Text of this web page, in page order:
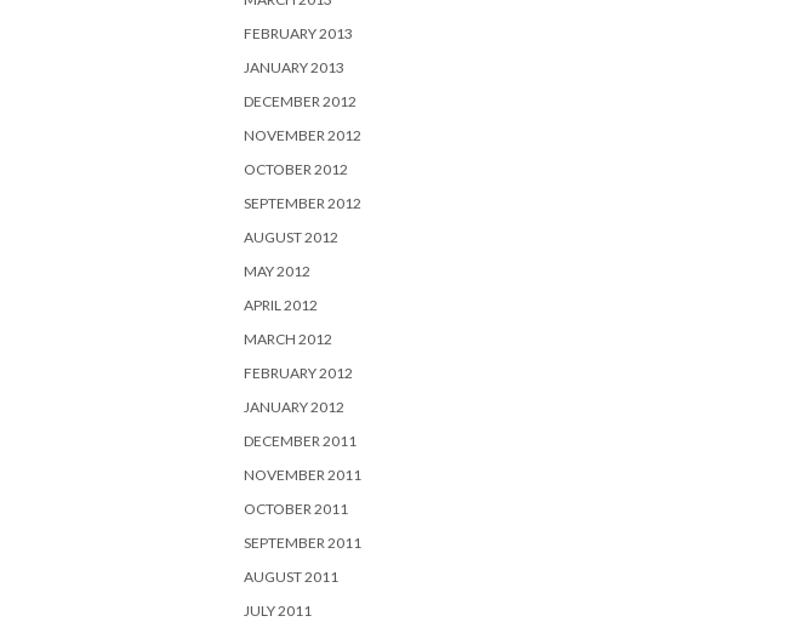
FEBRUARY 2013
JANUARY 2013
DECEMBER 2012
NOVEMBER 2012
OCTOBER 2012
SEPTEMBER 2012
AUGUST 2012
MAY 2012
APRIL 2012
MARCH 2012
FEBRUARY 2012
JANUARY 2012
DECEMBER 2011
NOVEMBER 2011
OCTOBER 2011
SEPTEMBER 2011
AUGUST 2011
JULY 2011